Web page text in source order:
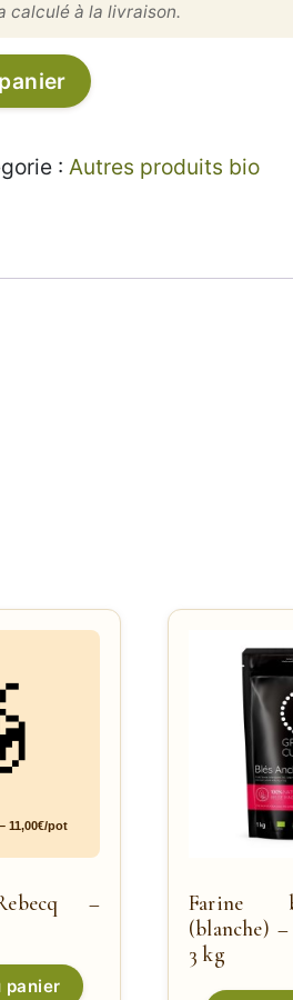
calculé à la livraison.
Alternative:
: Autres produits bio
–
panier
Farine
(blanche)
3 kg